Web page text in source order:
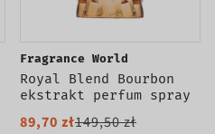
Fragrance World
Royal Blend Bourbon
ekstrakt perfum spray
89,70 zł149,50 zł